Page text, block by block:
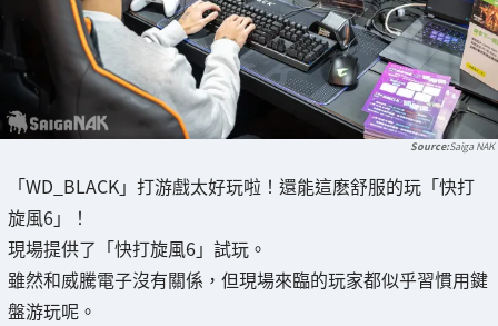
Saiga NAK
「WD_BLACK」打游戲太好玩啦！還能這麽舒服的玩「快打
旋風6」！
現場提供了「快打旋風6」試玩。
雖然和威騰電子沒有關係，但現場來臨的玩家都似乎習慣用鍵
盤游玩呢。